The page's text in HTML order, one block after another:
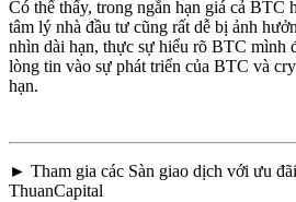
Có thể thấy, trong ngắn hạn giá cả BTC
tâm lý nhà đầu tư cũng rất dễ bị ảnh
nhìn dài hạn, thực sự hiểu rõ BTC mình
lòng tin vào sự phát triển của BTC và
hạn.
► Tham gia các Sàn giao dịch với ưu
ThuanCapital